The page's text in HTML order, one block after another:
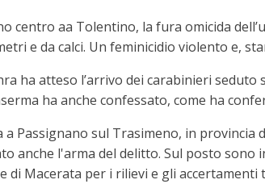
centro aa Tolentino, la fura omicida
e da calci. Un feminicidio violento e,
ha atteso l’arrivo dei carabinieri seduto
ha anche confessato, come ha
a Passignano sul Trasimeno, in
anche l'arma del delitto. Sul posto
di Macerata per i rilievi e gli accertamenti